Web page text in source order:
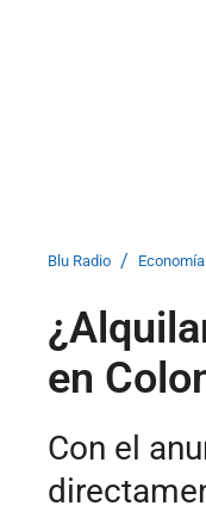
Blu Radio / Economía
en
Con el